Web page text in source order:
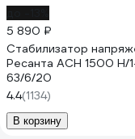
5 890 ₽
Стабилизатор
Ресанта АСН 1500 Н/
63/6/20
4.4(1134)
В корзину